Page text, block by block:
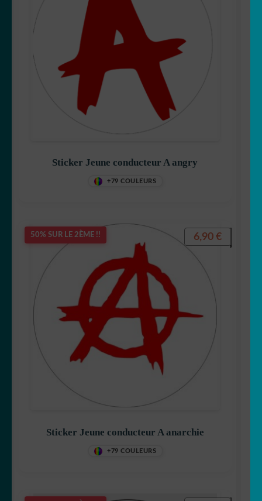
Sticker Jeune conducteur A angry
+79 COULEURS
50% SUR LE 2ÈME !!
Sticker Jeune conducteur A anarchie
+79 COULEURS
6,90 €